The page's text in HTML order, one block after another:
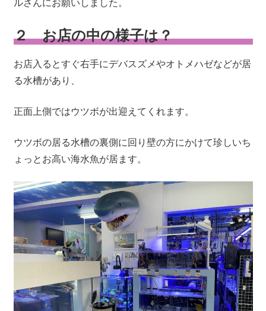
２ お店の中の様子は？
お店入るとすぐ右手にデバスズメやオトメハゼなどが居
る水槽があり、
正面上側ではウツボが出迎えてくれます。
ウツボの居る水槽の裏側に回り壁の方にかけて珍しいち
ょっとお高い海水魚が居ます。